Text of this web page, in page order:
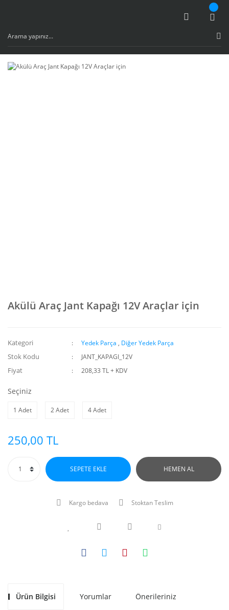
Akülü Araç Jant Kapağı 12V Araçlar için
Kategori Yedek Parça , Diğer Yedek Parça
Stok Kodu JANT_KAPAGI_12V
Fiyat 208,33 TL + KDV
Seçiniz
1 Adet 2 Adet 4 Adet
250,00 TL
SEPETE EKLE HEMEN AL
Kargo bedava Stoktan Teslim
Ürün Bilgisi Yorumlar Önerileriniz